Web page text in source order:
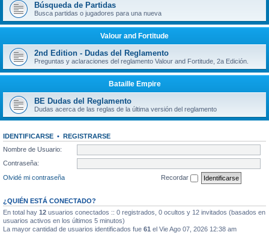
Búsqueda de Partidas
Busca partidas o jugadores para una nueva
Valour and Fortitude
2nd Edition - Dudas del Reglamento
Preguntas y aclaraciones del reglamento Valour and Fortitude, 2a Edición.
Bataille Empire
BE Dudas del Reglamento
Dudas acerca de las reglas de la última versión del reglamento
IDENTIFICARSE • REGISTRARSE
Nombre de Usuario:
Contraseña:
Olvidé mi contraseña
Recordar
¿QUIÉN ESTÁ CONECTADO?
En total hay 12 usuarios conectados :: 0 registrados, 0 ocultos y 12 invitados (basados en
usuarios activos en los últimos 5 minutos)
La mayor cantidad de usuarios identificados fue 61 el Vie Ago 07, 2026 12:38 am